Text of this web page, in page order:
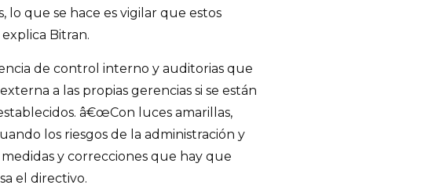
lo que se hace es vigilar que estos
explica Bitran.
de control interno y auditorias que
a las propias gerencias si se están
â€œCon luces amarillas,
los riesgos de la administración y
y correcciones que hay que
el directivo.